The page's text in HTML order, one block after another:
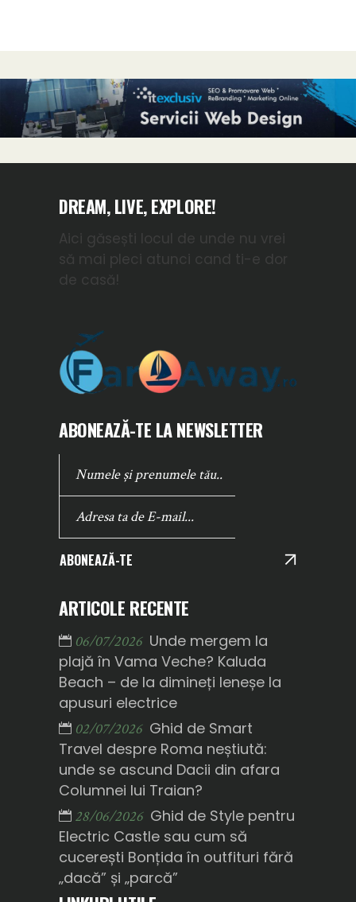
DREAM, LIVE, EXPLORE!
Aici găsești locul de unde nu vrei
să mai pleci atunci cand ti-e dor
de casă!
ABONEAZĂ-TE LA NEWSLETTER
ABONEAZĂ-TE
ARTICOLE RECENTE
06/07/2026 Unde mergem la
plajă în Vama Veche? Kaluda
Beach – de la dimineți leneșe la
apusuri electrice
02/07/2026 Ghid de Smart
Travel despre Roma neștiută:
unde se ascund Dacii din afara
Columnei lui Traian?
28/06/2026 Ghid de Style pentru
Electric Castle sau cum să
cucerești Bonțida în outfituri fără
„dacă” și „parcă”